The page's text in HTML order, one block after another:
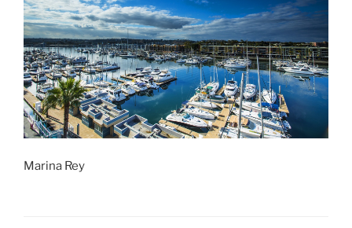
Marina Rey